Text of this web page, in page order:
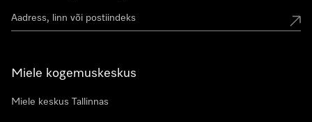
Miele kogemuskeskus
Miele keskus Tallinnas